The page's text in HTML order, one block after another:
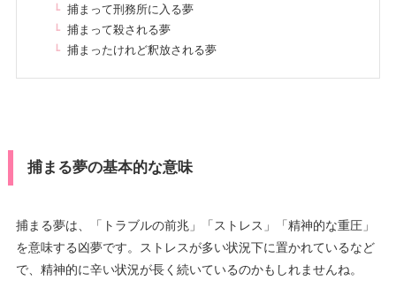
捕まって刑務所に入る夢
捕まって殺される夢
捕まったけれど釈放される夢
捕まる夢の基本的な意味
捕まる夢は、「トラブルの前兆」「ストレス」「精神的な重圧」
を意味する凶夢です。ストレスが多い状況下に置かれているなど
で、精神的に辛い状況が長く続いているのかもしれませんね。